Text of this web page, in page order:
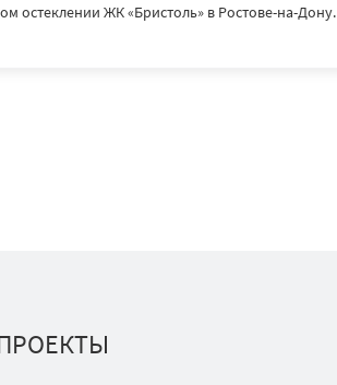
остеклении ЖК «Бристоль» в Ростове-на-Дону.